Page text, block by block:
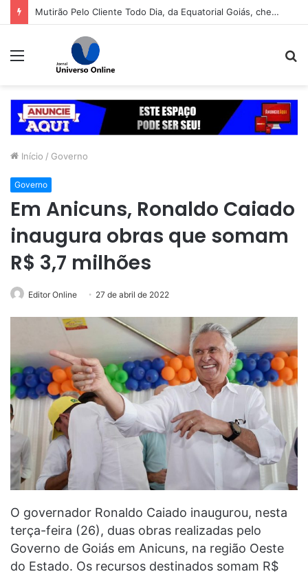
Mutirão Pelo Cliente Todo Dia, da Equatorial Goiás, chega a Goiânia na próxima segunda-feira (10)
Menu
Início / Governo
Governo
Em Anicuns, Ronaldo Caiado
inaugura obras que somam
R$ 3,7 milhões
Editor Online 27 de abril de 2022
O governador Ronaldo Caiado inaugurou, nesta
terça-feira (26), duas obras realizadas pelo
Governo de Goiás em Anicuns, na região Oeste
do Estado. Os recursos destinados somam R$